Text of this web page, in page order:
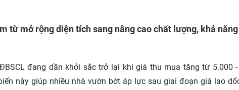
từ mở rộng diện tích sang nâng cao chất lượng, khả
đang dần khởi sắc trở lại khi giá thu mua tăng từ 5.000 -
này giúp nhiều nhà vườn bớt áp lực sau giai đoạn giá lao